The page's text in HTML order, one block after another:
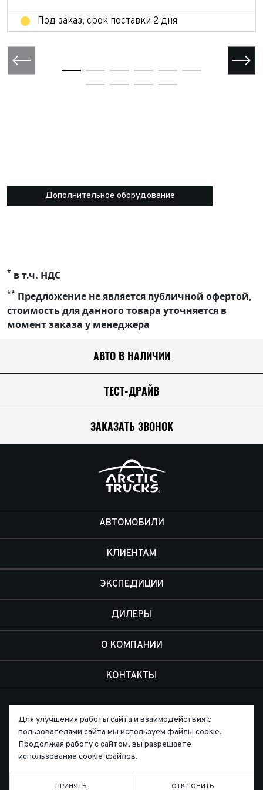
Под заказ, срок поставки 2 дня
Дополнительное оборудование
* в т.ч. НДС
** Предложение не является публичной офертой,
стоимость для данного товара уточняется в
момент заказа у менеджера
АВТО В НАЛИЧИИ
ТЕСТ-ДРАЙВ
ЗАКАЗАТЬ ЗВОНОК
АВТОМОБИЛИ
КЛИЕНТАМ
ЭКСПЕДИЦИИ
ДИЛЕРЫ
О КОМПАНИИ
КОНТАКТЫ
Письмо директору
Для улучшения работы сайта и взаимодействия с
пользователями сайта мы используем файлы cookie.
Продолжая работу с сайтом, вы разрешаете
использование cookie-файлов.
ПРИНЯТЬ ОТКЛОНИТЬ